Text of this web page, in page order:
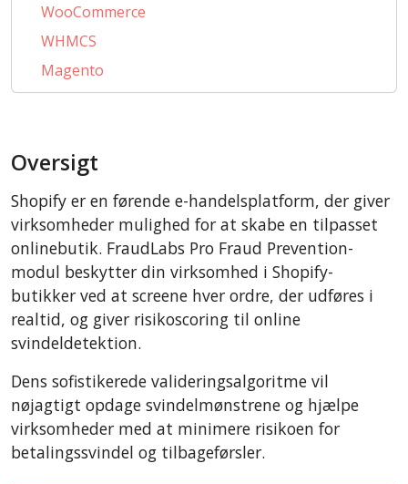
WooCommerce
WHMCS
Magento
PrestaShop
AbanteCart
LiteCart
ZenCart
PinnacleCart
FoxyCart
Easy Digital Downloads
Ecwid by Lightspeed
WISECP
ThirtyBees
Oversigt
Shopify er en førende e-handelsplatform, der giver
virksomheder mulighed for at skabe en tilpasset
onlinebutik. FraudLabs Pro Fraud Prevention-
modul beskytter din virksomhed i Shopify-
butikker ved at screene hver ordre, der udføres i
realtid, og giver risikoscoring til online
svindeldetektion.
Dens sofistikerede valideringsalgoritme vil
nøjagtigt opdage svindelmønstrene og hjælpe
virksomheder med at minimere risikoen for
betalingssvindel og tilbageførsler.